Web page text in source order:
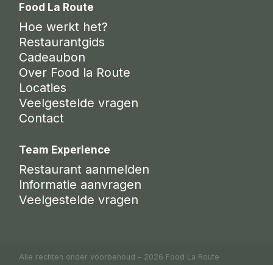
Food La Route
Hoe werkt het?
Restaurantgids
Cadeaubon
Over Food la Route
Locaties
Veelgestelde vragen
Contact
Team Experience
Restaurant aanmelden
Informatie aanvragen
Veelgestelde vragen
Alle rechten onder voorbehoud - 2026 Food La Route